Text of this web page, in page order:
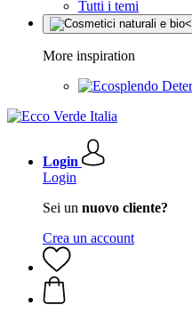
Tutti i temi
More inspiration
Login
Login
Sei un nuovo cliente?
Crea un account